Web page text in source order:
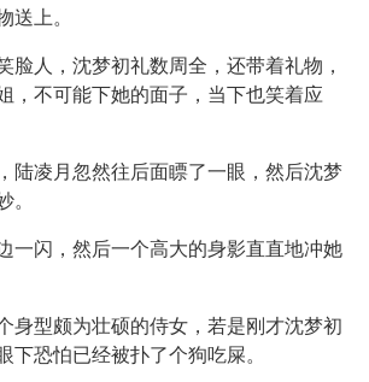
送上。
脸人，沈梦初礼数周全，还带着礼物，
，不可能下她的面子，当下也笑着应
陆凌月忽然往后面瞟了一眼，然后沈梦
。
一闪，然后一个高大的身影直直地冲她
身型颇为壮硕的侍女，若是刚才沈梦初
下恐怕已经被扑了个狗吃屎。